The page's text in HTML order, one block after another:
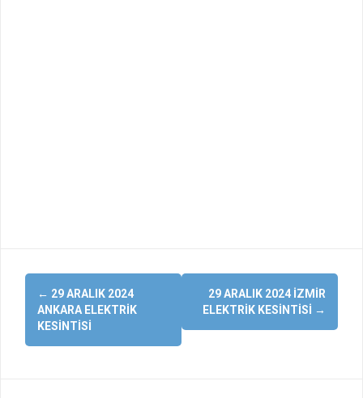
Yazı
dolaşımı
← 29 ARALIK 2024
ANKARA ELEKTRIK
KESINTISI
29 ARALIK 2024 İZMIR
ELEKTRIK KESINTISI →